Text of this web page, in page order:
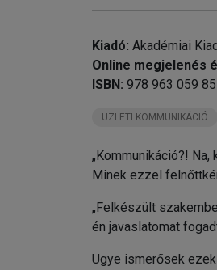
Kiadó: Akadémiai
Online megjelenés
ISBN: 978 963 059
ÜZLETI KOMMUNIKÁCIÓ
„Kommunikáció?!
Minek ezzel
„Felkészült
én javaslatomat
Ugye ismerősek ezek